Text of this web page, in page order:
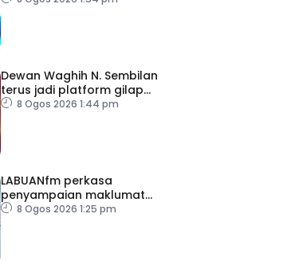
Dewan Waghih N. Sembilan
terus jadi platform gilap
kepimpinan belia
8 Ogos 2026 1:44 pm
LABUANfm perkasa
penyampaian maklumat
menerusi siaran luar RDL
8 Ogos 2026 1:25 pm